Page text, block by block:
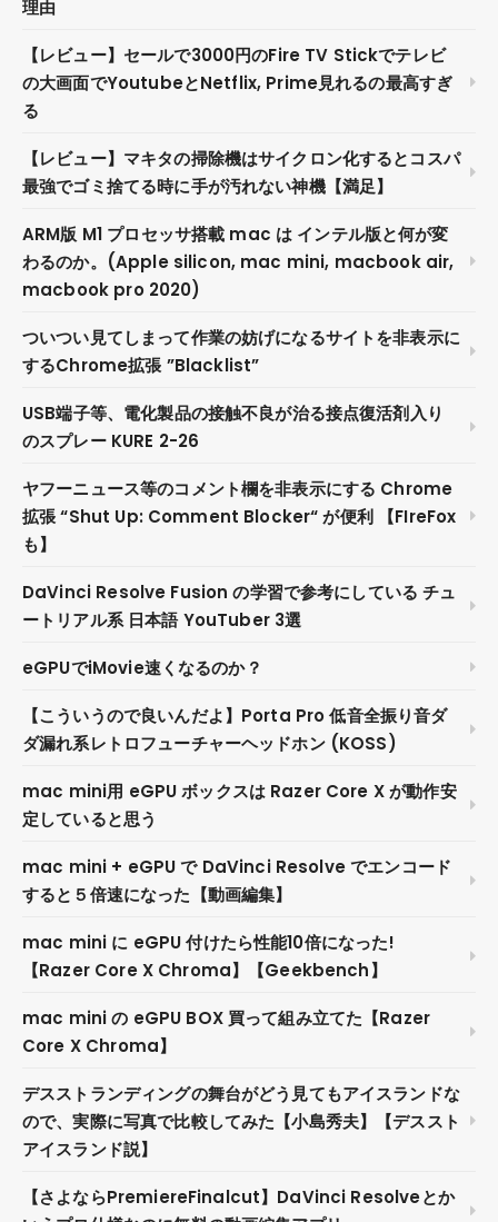
理由
【レビュー】セールで3000円のFire TV Stickでテレビ
の大画面でYoutubeとNetflix, Prime見れるの最高すぎ
る
【レビュー】マキタの掃除機はサイクロン化するとコスパ
最強でゴミ捨てる時に手が汚れない神機【満足】
ARM版 M1 プロセッサ搭載 mac は インテル版と何が変
わるのか。(Apple silicon, mac mini, macbook air,
macbook pro 2020)
ついつい見てしまって作業の妨げになるサイトを非表示に
するChrome拡張 ”Blacklist”
USB端子等、電化製品の接触不良が治る接点復活剤入り
のスプレー KURE 2-26
ヤフーニュース等のコメント欄を非表示にする Chrome
拡張 “Shut Up: Comment Blocker“ が便利 【FIreFox
も】
DaVinci Resolve Fusion の学習で参考にしている チュ
ートリアル系 日本語 YouTuber 3選
eGPUでiMovie速くなるのか？
【こういうので良いんだよ】Porta Pro 低音全振り音ダ
ダ漏れ系レトロフューチャーヘッドホン (KOSS)
mac mini用 eGPU ボックスは Razer Core X が動作安
定していると思う
mac mini + eGPU で DaVinci Resolve でエンコード
すると５倍速になった【動画編集】
mac mini に eGPU 付けたら性能10倍になった!
【Razer Core X Chroma】【Geekbench】
mac mini の eGPU BOX 買って組み立てた【Razer
Core X Chroma】
デスストランディングの舞台がどう見てもアイスランドな
ので、実際に写真で比較してみた【小島秀夫】【デススト
アイスランド説】
【さよならPremiereFinalcut】DaVinci Resolveとか